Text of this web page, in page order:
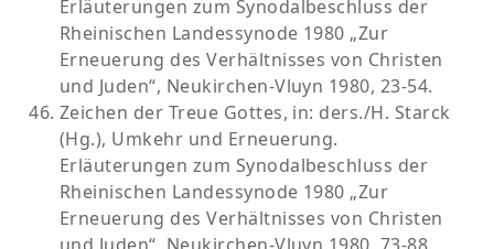
Erläuterungen zum Synodalbeschluss der
Rheinischen Landessynode 1980 „Zur
Erneuerung des Verhältnisses von Christen
und Juden“, Neukirchen-Vluyn 1980, 23-54.
Zeichen der Treue Gottes, in: ders./H. Starck
(Hg.), Umkehr und Erneuerung.
Erläuterungen zum Synodalbeschluss der
Rheinischen Landessynode 1980 „Zur
Erneuerung des Verhältnisses von Christen